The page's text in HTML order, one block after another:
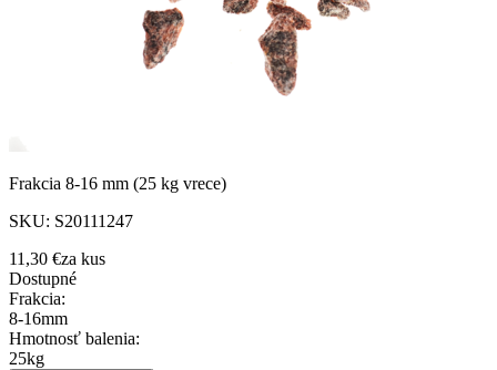
Frakcia 8-16 mm (25 kg vrece)
SKU: S20111247
11,30 €za kus
Dostupné
Frakcia:
8-16mm
Hmotnosť balenia:
25kg